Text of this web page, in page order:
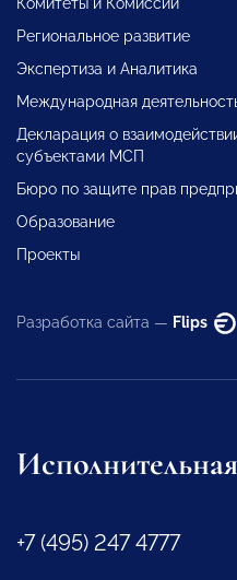
Комитеты и Комиссии
Региональное развитие
Экспертиза и Аналитика
Международная
Декларация о
субъектами МСП
Бюро по защите прав
Образование
Проекты
Разработка сайта — Flips
+7 (495) 247 4777